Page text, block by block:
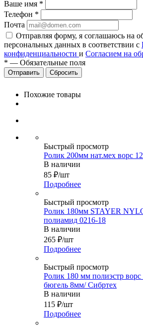
Ваше имя *
Телефон *
Почта
Отправляя форму, я соглашаюсь на
персональных данных в соответствии с
конфиденциальности и Согласием на
* — Обязательные поля
Сбросить
Похожие товары
Быстрый просмотр
Ролик 200мм нат.мех ворс
В наличии
85 ₽/шт
Подробнее
Быстрый просмотр
Ролик 180мм STAYER
полиамид 0216-18
В наличии
265 ₽/шт
Подробнее
Быстрый просмотр
Ролик 180 мм полиэстр
бюгель 8мм/ Сибртех
В наличии
115 ₽/шт
Подробнее